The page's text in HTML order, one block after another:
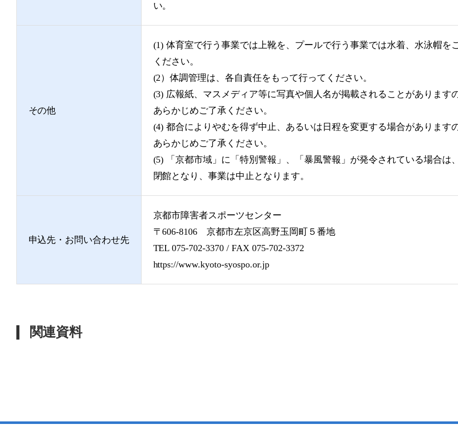
い。
その他
(1) 体育室で行う事業では上靴を、プールで行う事業では水着、水泳帽を
ください。
(2）体調管理は、各自責任をもって行ってください。
(3) 広報紙、マスメディア等に写真や個人名が掲載されることがあります
あらかじめご了承ください。
(4) 都合によりやむを得ず中止、あるいは日程を変更する場合があります
あらかじめご了承ください。
(5) 「京都市域」に「特別警報」、「暴風警報」が発令されている場合は
閉館となり、事業は中止となります。
申込先・お問い合わせ先
京都市障害者スポーツセンター
〒606-8106 京都市左京区高野玉岡町５番地
TEL 075-702-3370 / FAX 075-702-3372
https://www.kyoto-syospo.or.jp
関連資料